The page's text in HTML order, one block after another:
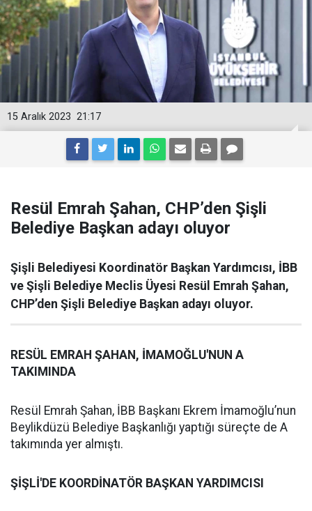
21:17
15 Aralık 2023
Resül Emrah Şahan, CHP’den Şişli
Belediye Başkan adayı oluyor
Şişli Belediyesi Koordinatör Başkan Yardımcısı, İBB
ve Şişli Belediye Meclis Üyesi Resül Emrah Şahan,
CHP’den Şişli Belediye Başkan adayı oluyor.
RESÜL EMRAH ŞAHAN, İMAMOĞLU'NUN A
TAKIMINDA
Resül Emrah Şahan, İBB Başkanı Ekrem İmamoğlu’nun
Beylikdüzü Belediye Başkanlığı yaptığı süreçte de A
takımında yer almıştı.
ŞİŞLİ'DE KOORDİNATÖR BAŞKAN YARDIMCISI